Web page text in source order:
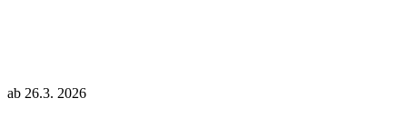
ab 26.3. 2026